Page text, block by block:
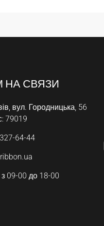
НА СВЯЗИ
вул. Городницька, 56
79019
64-44
з 09-00 до 18-00